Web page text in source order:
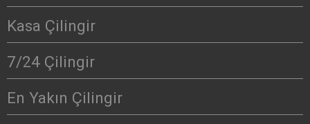
Kasa Çilingir
7/24 Çilingir
En Yakın Çilingir